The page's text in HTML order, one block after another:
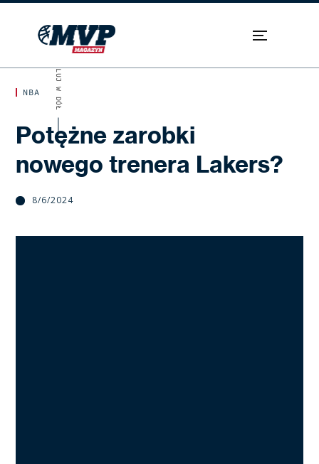
NBA
Potężne zarobki
nowego trenera Lakers?
8/6/2024
SKROLUJ W DÓŁ